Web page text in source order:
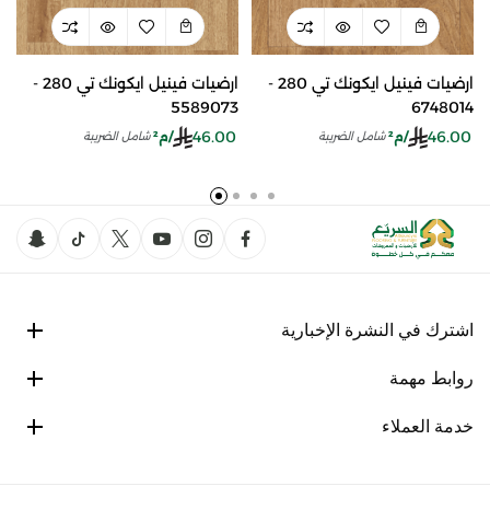
ارضيات فينيل ايكونك تي 280 -
5589073
46.00
/م² شامل الضريبة
ارضيات فينيل ايكونك تي 280 -
6748014
46.00
/م² شامل الضريبة
اشترك في النشرة الإخبارية
روابط مهمة
خدمة العملاء